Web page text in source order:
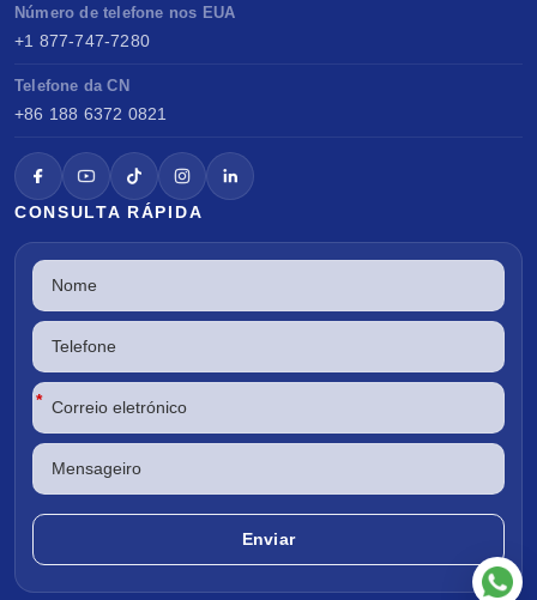
Número de telefone nos EUA
+1 877-747-7280
Telefone da CN
+86 188 6372 0821
CONSULTA RÁPIDA
*